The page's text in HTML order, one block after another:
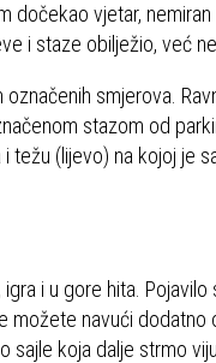
dočekao vjetar,
i staze obilježio, već
smjerova.
stazom od
težu (lijevo) na kojoj je
i u gore hita.
možete navući
sajle koja dalje strmo